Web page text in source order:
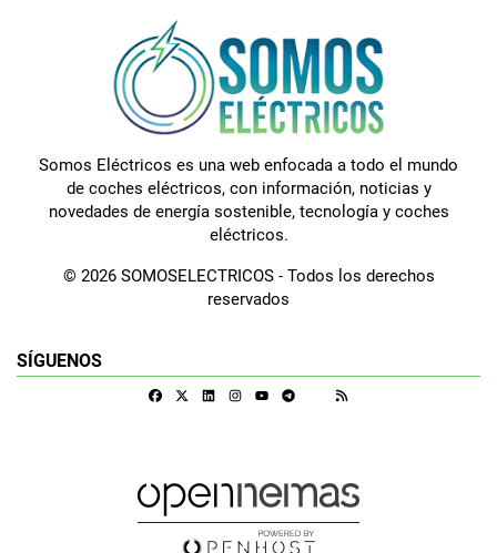
Somos Eléctricos es una web enfocada a todo el mundo
de coches eléctricos, con información, noticias y
novedades de energía sostenible, tecnología y coches
eléctricos.
© 2026 SOMOSELECTRICOS - Todos los derechos
reservados
SÍGUENOS
FacebookLinkedinInstagramTelegram
Google Discover